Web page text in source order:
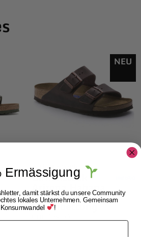
NEU
Birkenstock
Birkenstock
Arizona Habana
Naturleder geölt
Weichbettung
Ermässigung
damit stärkst du unsere Community
lokales Unternehmen. Gemeinsam
Konsumwandel !